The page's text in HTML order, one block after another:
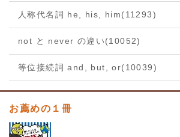
人称代名詞 he, his, him(11293)
not と never の違い(10052)
等位接続詞 and, but, or(10039)
お薦めの１冊